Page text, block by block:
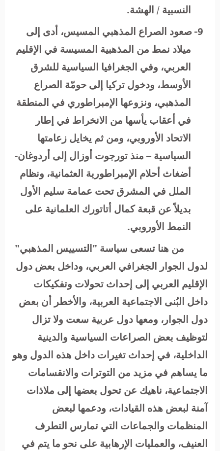
النسبية / الهشة.
9- صعود الصراع المذهبي المسيس، أدى إلى
ميلاد نمط من المذهبية المسيسة في الإقليم
العربي، وفي الجغرافيا السياسية للشرق
الأوسط، ودخول تركيا إلى حومّة الصراع
المذهبي، ونزوعها الإمبراطوري في المنطقة
في أعقاب يأسها من الانخراط في إطار
الاتحاد الأوروبي، ومن ثم يخايل زعامتها
السياسية – منذ تورجوت أوزال إلى أردوغان-
أضغاث أحلام الإمبراطورية العثمانية، ونظام
الملل في المشرق تحت عمامة سليم الأول
بديلاً عن قبعة كمال أتاتورك العلمانية على
النمط الأوروبي.
من هنا تسعى سياسة "التسييس المذهبي"
لدول الجوار الجغرافي العربي، وداخل بعض دول
الإقليم العربي إلى إحداث تحولات وتفكيكات
داخل البُنى الاجتماعية العربية، والأخطر أن بعض
دول الجوار، ومعها دول عربية سعت ولا تزال
لتوظيف بعض الصراعات السياسية والدينية
الداخلية، في إحداث تغيرات داخل هذه الدول وهو
ما يساهم في مزيد من التوترات والانقسامات
الاجتماعية، ناهيك عن تحول بعضها إلى ملاذات
آمنة لبعض هذه القيادات، ودعمها لبعض
المنظمات والجماعات التي تمارس التطرف
العنيف، والعمليات الإرهابية على نحو ما يتم في